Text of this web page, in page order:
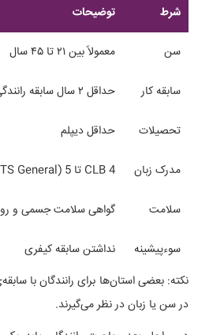
شرط توضیحات
سن معمولاً بین ۲۱ تا ۴۵ سال
سابقه کار حداقل ۲ سال سابقه رانندگی پایه‌یک
تحصیلات حداقل دیپلم
مدرک زبان CLB 4 تا 5 (IELTS General یا CELPIP)
سلامت گواهی سلامت جسمی و
سوءپیشینه
نداشتن سابقه کیفری
نکته: بعضی استان‌ها برای رانندگان با
در سن یا زبان در نظر می‌گیرند.